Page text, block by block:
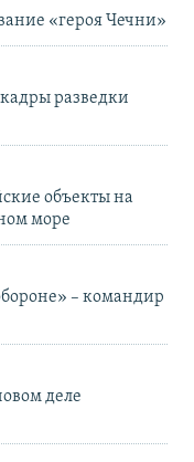
«героя Чечни»
разведки
объекты на
море
– командир
деле